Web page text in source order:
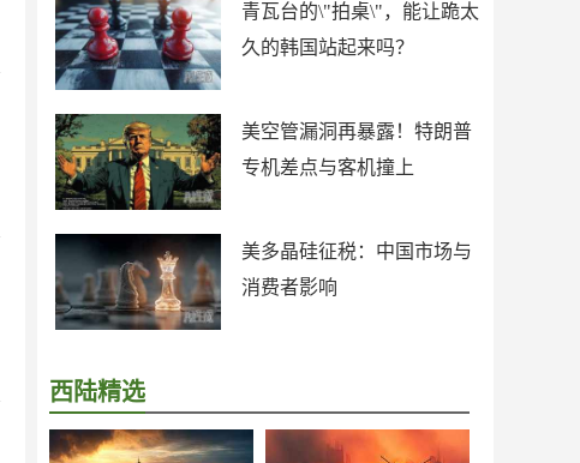
青瓦台的\"拍桌\"，能让跪太
久的韩国站起来吗？
美空管漏洞再暴露！特朗普
专机差点与客机撞上
美多晶硅征税：中国市场与
消费者影响
西陆精选